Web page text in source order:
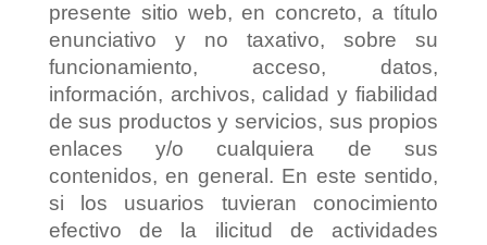
presente sitio web, en concreto, a título
enunciativo y no taxativo, sobre su
funcionamiento, acceso, datos,
información, archivos, calidad y fiabilidad
de sus productos y servicios, sus propios
enlaces y/o cualquiera de sus
contenidos, en general. En este sentido,
si los usuarios tuvieran conocimiento
efectivo de la ilicitud de actividades